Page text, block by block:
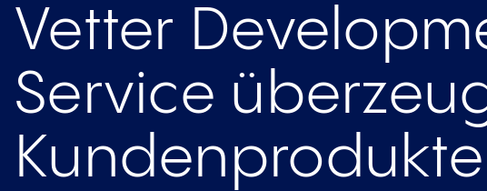
Vetter
Service